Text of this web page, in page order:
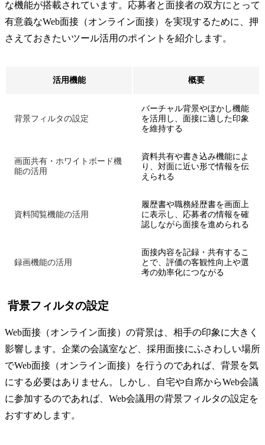
な機能が搭載されています。応募者と面接者の双方にとって
有意義なWeb面接（オンライン面接）を実現するために、押
さえておきたいツール活用のポイントを紹介します。
活用機能 概要
背景フィルタの設定
バーチャル背景やぼかし機能
を活用し、面接に適した印象
を維持する
画面共有・ホワイトボード機
能の活用
資料共有や書き込み機能によ
り、対面に近い形で情報を伝
えられる
資料閲覧機能の活用
履歴書や職務経歴書を画面上
に表示し、応募者の情報を確
認しながら面接を進められる
録画機能の活用
面接内容を記録・共有するこ
とで、評価の客観性向上や選
考の効率化につながる
背景フィルタの設定
Web面接（オンライン面接）の背景は、相手の印象に大きく
影響します。企業の会議室など、採用面接にふさわしい場所
でWeb面接（オンライン面接）を行うのであれば、背景を気
にする必要はありません。しかし、自宅や自席からWeb会議
に参加するのであれば、Web会議用の背景フィルタの設定を
おすすめします。